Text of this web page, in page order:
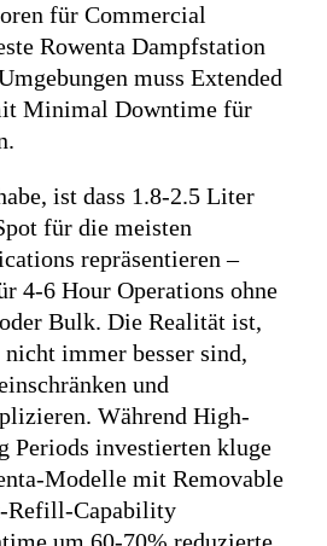
für Commercial
Rowenta Dampfstation
muss Extended
Minimal Downtime für
ist dass 1.8-2.5 Liter
für die meisten
repräsentieren –
4-6 Hour Operations ohne
Bulk. Die Realität ist,
nicht immer besser sind,
und
Während High-
Periods investierten kluge
Modelle mit Removable
Refill-Capability